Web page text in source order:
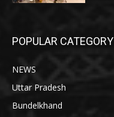
POPULAR CATEGORY
NEWS
Uttar Pradesh
Bundelkhand